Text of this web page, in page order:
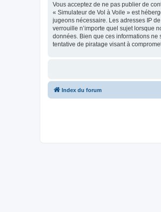
Vous acceptez de ne pas publier de
« Simulateur de Vol à Voile » est
jugeons nécessaire. Les adresses IP
verrouille n’importe quel sujet lorsque
données. Bien que ces informations ne
tentative de piratage visant à
Index du forum